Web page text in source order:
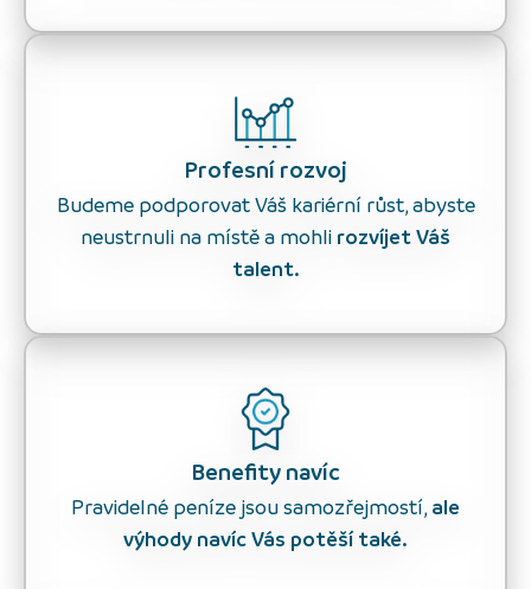
Profesní rozvoj
Budeme podporovat Váš kariérní růst, abyste
neustrnuli na místě a mohli rozvíjet Váš
talent.
Benefity navíc
Pravidelné peníze jsou samozřejmostí,ale
výhody navíc Vás potěší také.